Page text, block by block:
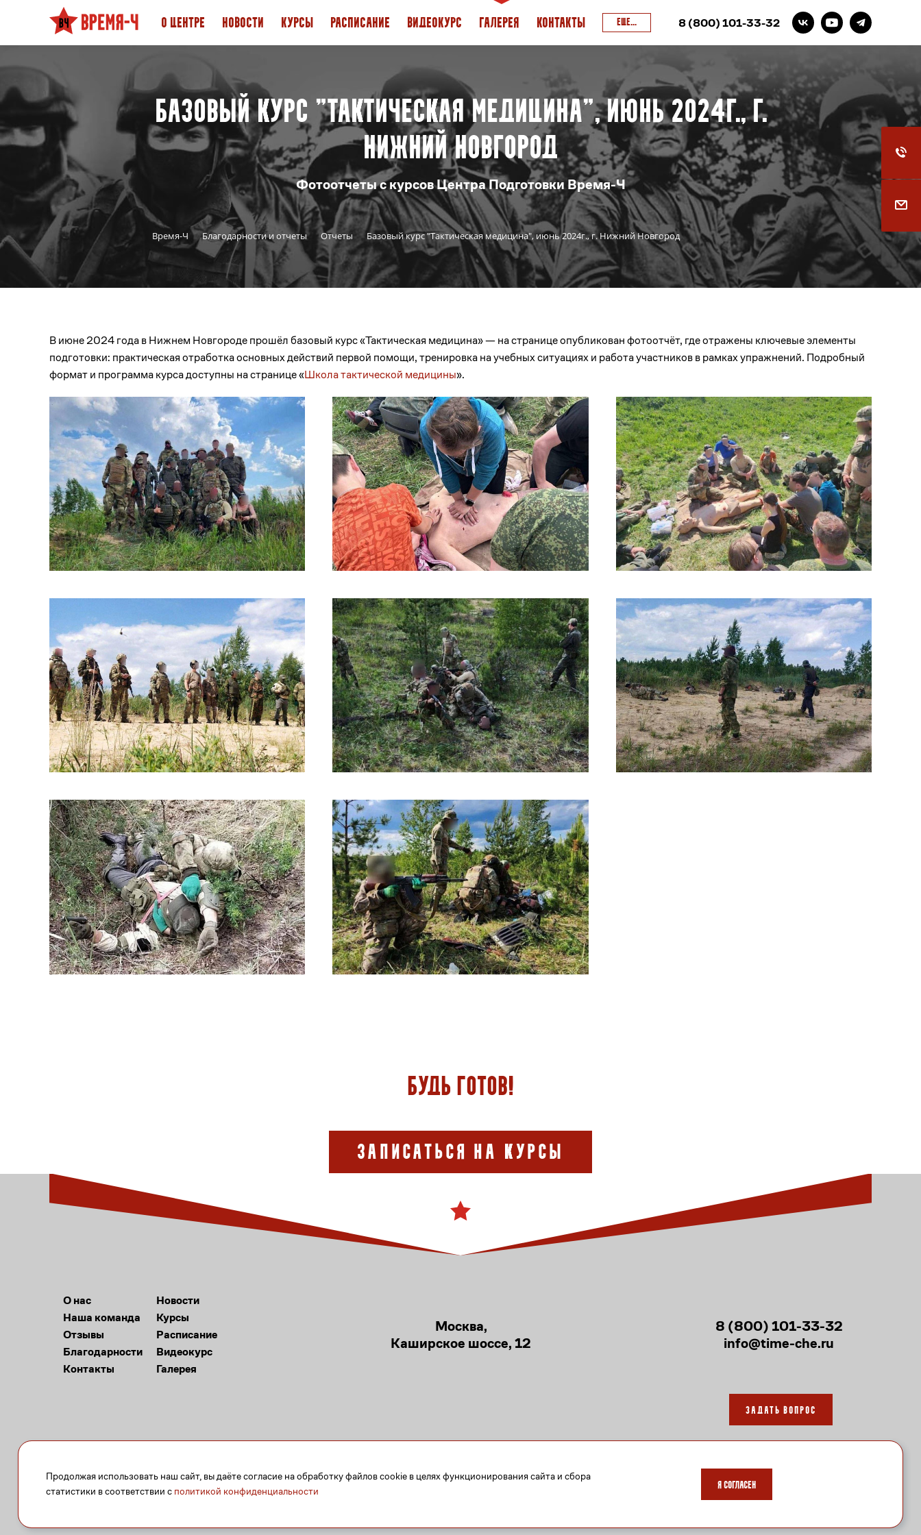
О ЦЕНТРЕ НОВОСТИ КУРСЫ РАСПИСАНИЕ ВИДЕОКУРС ГАЛЕРЕЯ КОНТАКТЫ ЕЩE... 8 (800) 101-33-32
Базовый курс "Тактическая медицина", июнь 2024г., г.
Нижний Новгород
Фотоотчеты с курсов Центра Подготовки Время-Ч
Время-Ч Благодарности и отчеты Отчеты Базовый курс "Тактическая медицина", июнь 2024г., г. Нижний Новгород
В июне 2024 года в Нижнем Новгороде прошёл базовый курс «Тактическая медицина» — на странице опубликован фотоотчёт, где отражены ключевые элементы
подготовки: практическая отработка основных действий первой помощи, тренировка на учебных ситуациях и работа участников в рамках упражнений. Подробный
формат и программа курса доступны на странице «Школа тактической медицины».
Будь готов!
Записаться на курсы
О нас
Наша команда
Отзывы
Благодарности
Контакты
Новости
Курсы
Расписание
Видеокурс
Галерея
Москва,
Каширское шоссе, 12
8 (800) 101-33-32
info@time-che.ru
Задать вопрос
Продолжая использовать наш сайт, вы даёте согласие на обработку файлов cookie в целях функционирования сайта и сбора
статистики в соответствии с политикой конфиденциальности Я согласен